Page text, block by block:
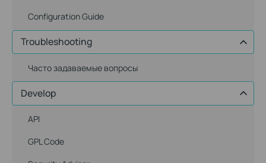
Configuration Guide
Troubleshooting
Часто задаваемые вопросы
Develop
API
GPL Code